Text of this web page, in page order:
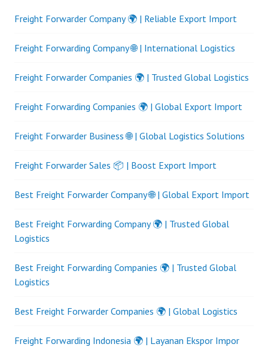
Freight Forwarder Company 🌍 | Reliable Export Import
Freight Forwarding Company 🌐 | International Logistics
Freight Forwarder Companies 🌍 | Trusted Global Logistics
Freight Forwarding Companies 🌍 | Global Export Import
Freight Forwarder Business 🌐 | Global Logistics Solutions
Freight Forwarder Sales 📦 | Boost Export Import
Best Freight Forwarder Company 🌐 | Global Export Import
Best Freight Forwarding Company 🌍 | Trusted Global
Logistics
Best Freight Forwarding Companies 🌍 | Trusted Global
Logistics
Best Freight Forwarder Companies 🌍 | Global Logistics
Freight Forwarding Indonesia 🌍 | Layanan Ekspor Impor